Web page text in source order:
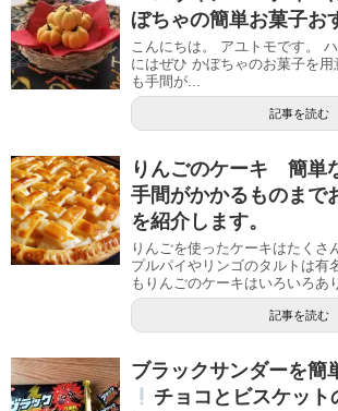
ぼちゃの簡単お菓子お
こんにちは。 アユトモです。
にはぜひ かぼちゃのお菓子を
も手間が...
記事を読む
りんごのケーキ 簡単
手間がかかるものまで
を紹介します。
りんごを使ったケーキはたくさ
プルパイやリンゴのタルトは有
もりんごのケーキはいろいろあ
記事を読む
ブラックサンダーを簡
チョコとビスケット